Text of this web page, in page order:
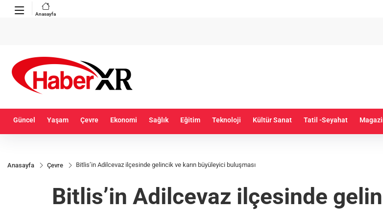
Anasayfa
Güncel Yaşam Çevre Ekonomi Sağlık Eğitim Teknoloji Kültür Sanat Tatil -Seyahat
Anasayfa Çevre Bitlis’in Adilcevaz ilçesinde gelincik ve karın büyüleyici buluşması
Bitlis’in Adilcevaz ilçesinde